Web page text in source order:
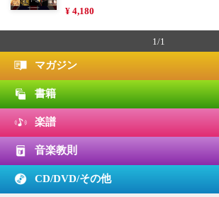
¥ 4,180
1/1
マガジン
書籍
楽譜
音楽教則
CD/DVD/その他